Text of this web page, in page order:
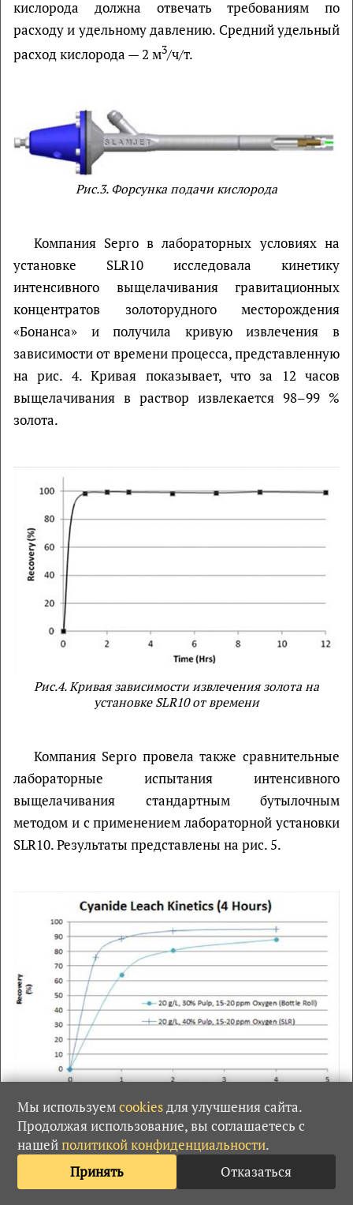
кислорода должна отвечать требованиям по
расходу и удельному давлению. Средний удельный
расход кислорода — 2 м3/ч/т.
Рис.3. Форсунка подачи кислорода
Компания Sepro в лабораторных условиях на
установке SLR10 исследовала кинетику
интенсивного выщелачивания гравитационных
концентратов золоторудного месторождения
«Бонанса» и получила кривую извлечения в
зависимости от времени процесса, представленную
на рис. 4. Кривая показывает, что за 12 часов
выщелачивания в раствор извлекается 98–99 %
золота.
Рис.4. Кривая зависимости извлечения золота на
установке SLR10 от времени
Компания Sepro провела также сравнительные
лабораторные испытания интенсивного
выщелачивания стандартным бутылочным
методом и с применением лабораторной установки
SLR10. Результаты представлены на рис. 5.
Рис.5. Сравнительные кривые интенсивного
цианирования одного и того же концентрата
бутылочным методом и на лабораторной установке
SLR10
Мы используемcookiesдля улучшения сайта.
Продолжая использование, вы соглашаетесь с
нашейполитикой конфиденциальности.
Принять
Отказаться